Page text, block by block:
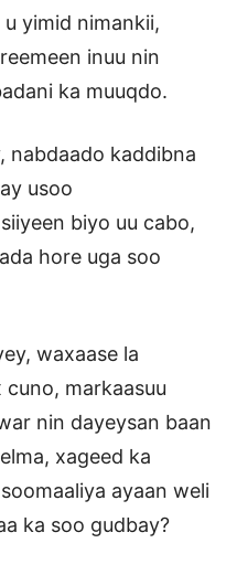
yimid nimankii,
inuu nin
ka muuqdo.
nabdaado kaddibna
usoo
biyo uu cabo,
hore uga soo
waxaase la
markaasuu
nin dayeysan baan
xageed ka
ayaan weli
ka soo gudbay?